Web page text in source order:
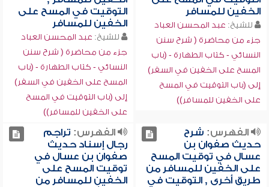
الخفين للمسافر
للشيخ: عبد المحسن العباد
جزء من محاضرة ( شرح سنن
النسائي - كتاب الطهارة - (باب
المسح على الخفين في السفر)
إلى (باب التوقيت في المسح
على الخفين للمسافر))
التوقيت في المسح على
الخفين للمسافر
للشيخ: عبد المحسن العباد
جزء من محاضرة ( شرح سنن
النسائي - كتاب الطهارة - (باب
المسح على الخفين في السفر)
إلى (باب التوقيت في المسح
على الخفين للمسافر))
الفهرس: شرح
حديث صفوان بن
عسال في توقيت المسح
على الخفين للمسافر من
طريق أخرى , التوقيت في
الفهرس: تراجم
رجال إسناد حديث
صفوان بن عسال في
توقيت المسح على
الخفين للمسافر من